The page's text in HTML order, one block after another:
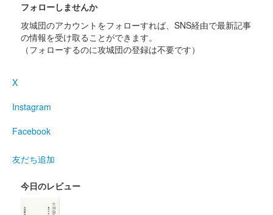
フォローしませんか
攻城団のアカウントをフォローすれば、SNS経由で最新記事
の情報を受け取ることができます。
（フォローするのに攻城団の登録は不要です）
X
Instagram
Facebook
友だち追加
今日のレビュー